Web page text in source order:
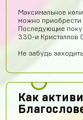
Максимальное
можно приобрести
Последующие
330-и Кристаллов
Не забудь
Как
potkukocta
Сайт топ!!!
Топчик.
Антон
крута